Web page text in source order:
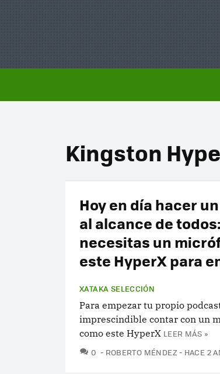
Kingston
Hoy en día hacer
al alcance de
necesitas un
este HyperX para
XATAKA SELECCIÓN
Para empezar tu propio
imprescindible contar con un
como este HyperX LEER MÁS »
0 COMENTARIOS
ROBERTO MÉNDEZ HACE 2